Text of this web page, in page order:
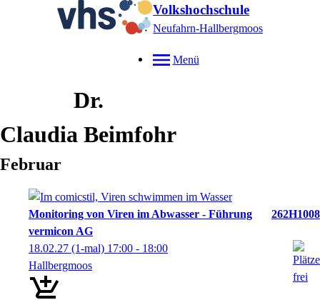
Volkshochschule
Neufahrn-Hallbergmoos
Menü
Dr.
Claudia Beimfohr
Februar
Monitoring von Viren im Abwasser - Führung
vermicon AG
262H1008
18.02.27 (1-mal) 17:00 - 18:00
Hallbergmoos